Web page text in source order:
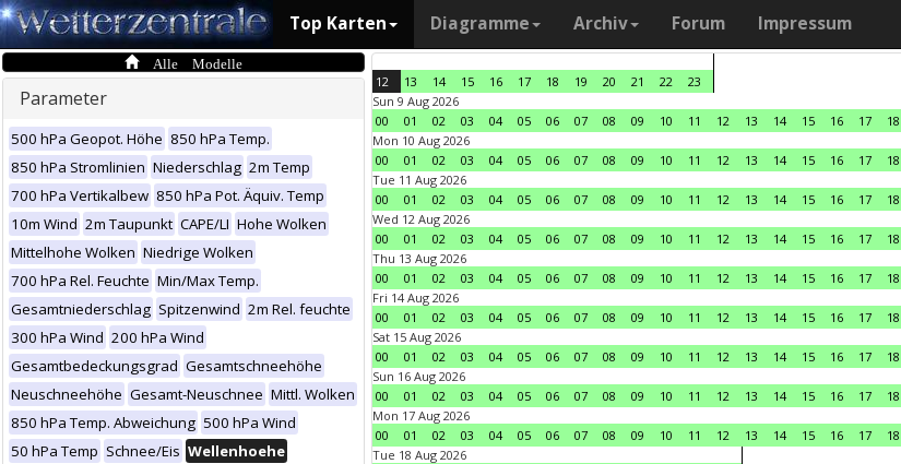
Top Karten Diagramme Archiv Forum Impressum
Alle Modelle
Parameter
500 hPa Geopot. Höhe 850 hPa Temp.
850 hPa Stromlinien Niederschlag 2m Temp
700 hPa Vertikalbew 850 hPa Pot. Äquiv. Temp
10m Wind 2m Taupunkt CAPE/LI Hohe Wolken
Mittelhohe Wolken Niedrige Wolken
700 hPa Rel. Feuchte Min/Max Temp.
Gesamtniederschlag Spitzenwind 2m Rel. feuchte
300 hPa Wind 200 hPa Wind
Gesamtbedeckungsgrad Gesamtschneehöhe
Neuschneehöhe Gesamt-Neuschnee Mittl. Wolken
850 hPa Temp. Abweichung 500 hPa Wind
50 hPa Temp Schnee/Eis Wellenhoehe
12 13 14 15 16 17 18 19 20 21 22
23
Sun 9 Aug 2026
00
01 02 03 04 05 06 07 08 09 10 11 12 13 14 15 16 17 18
Mon 10 Aug 2026
00
01 02 03 04 05 06 07 08 09 10 11 12 13 14 15 16 17 18
Tue 11 Aug 2026
00
01 02 03 04 05 06 07 08 09 10 11 12 13 14 15 16 17 18
Wed 12 Aug 2026
00
01 02 03 04 05 06 07 08 09 10 11 12 13 14 15 16 17 18
Thu 13 Aug 2026
00
01 02 03 04 05 06 07 08 09 10 11 12 13 14 15 16 17 18
Fri 14 Aug 2026
00
01 02 03 04 05 06 07 08 09 10 11 12 13 14 15 16 17 18
Sat 15 Aug 2026
00
01 02 03 04 05 06 07 08 09 10 11 12 13 14 15 16 17 18
Sun 16 Aug 2026
00
01 02 03 04 05 06 07 08 09 10 11 12 13 14 15 16 17 18
Mon 17 Aug 2026
00
01 02 03 04 05 06 07 08 09 10 11 12 13 14 15 16 17 18
Tue 18 Aug 2026